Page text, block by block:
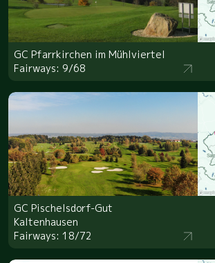
GC Pfarrkirchen im Mühlviertel
Fairways: 9/68
GC Pischelsdorf-Gut
Kaltenhausen
Fairways: 18/72